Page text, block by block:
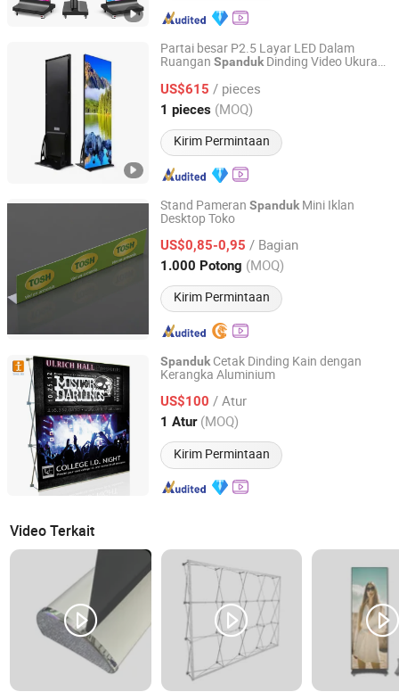
Partai besar P2.5 Layar LED Dalam
Ruangan SpandukDinding Video Ukuran
US$615 / pieces
1 pieces (MOQ)
Kirim Permintaan
Guangzhou Junchen Display Technology Co., Ltd.
Guangdong, China Harga mulai 2023
Stand Pameran Spanduk Mini Iklan
Desktop Toko
US$0,85-0,95 / Bagian
1.000 Potong (MOQ)
Kirim Permintaan
Zhejiang Xuli New Material Technology Co., Ltd.
Zhejiang, China Harga mulai 2025
SpandukCetak Dinding Kain dengan
Kerangka Aluminium
US$100 / Atur
1 Atur (MOQ)
Kirim Permintaan
Shanghai Tongjie Printing Production Co., Ltd.
Shanghai, China Harga mulai 2010
Video Terkait